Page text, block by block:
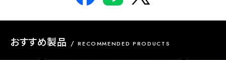
おすすめ製品 RECOMMENDED PRODUCTS